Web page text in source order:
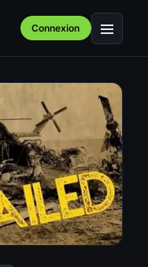
Connexion Menu